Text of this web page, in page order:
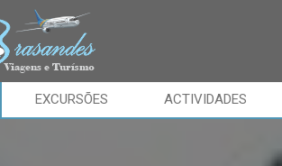
EXCURSÕES ACTIVIDADES